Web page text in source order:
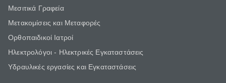
Μεσιτικά Γραφεία
Μετακομίσεις και Μεταφορές
Ορθοπαιδικοί Ιατροί
Ηλεκτρολόγοι - Ηλεκτρικές Εγκαταστάσεις
Υδραυλικές εργασίες και Εγκαταστάσεις